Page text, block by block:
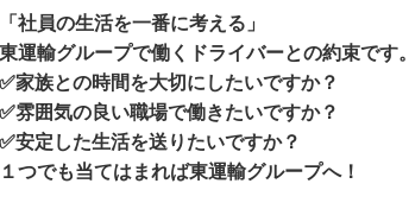
「社員の生活を一番に考える」
東運輸グループで働くドライバーとの約束です。
✅家族との時間を大切にしたいですか？
✅雰囲気の良い職場で働きたいですか？
✅安定した生活を送りたいですか？
１つでも当てはまれば東運輸グループへ！